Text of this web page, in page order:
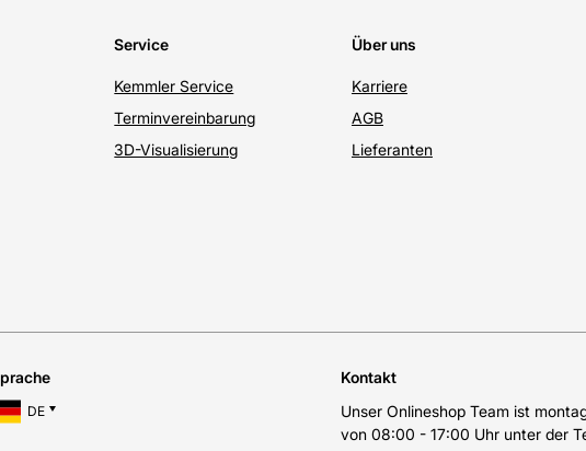
Service
Kemmler Service
Terminvereinbarung
3D-Visualisierung
Über uns
Karriere
AGB
Lieferanten
DE
Kontakt
Unser Onlineshop Team ist
von 08:00 - 17:00 Uhr unter der